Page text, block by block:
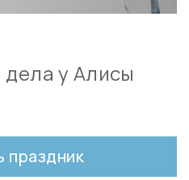
у Алисы
праздник